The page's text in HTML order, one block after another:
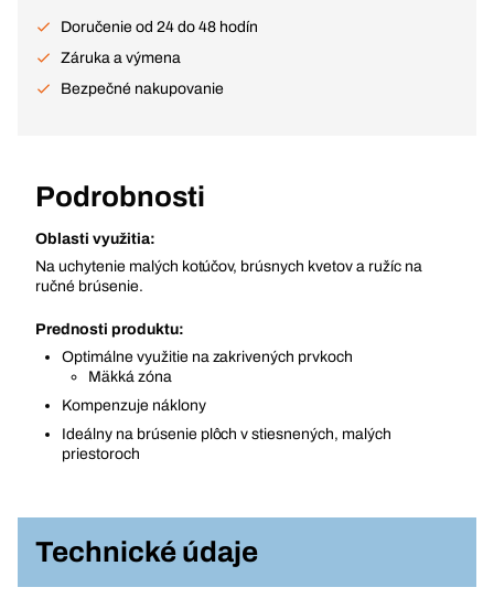
Doručenie od 24 do 48 hodín
Záruka a výmena
Bezpečné nakupovanie
Podrobnosti
Oblasti využitia:
Na uchytenie malých kotúčov, brúsnych kvetov a ružíc na
ručné brúsenie.
Prednosti produktu:
Optimálne využitie na zakrivených prvkoch
Mäkká zóna
Kompenzuje náklony
Ideálny na brúsenie plôch v stiesnených, malých
priestoroch
Technické údaje